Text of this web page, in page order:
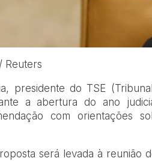
Reuters
presidente do TSE
a abertura do ano
com orientações
será levada à reunião